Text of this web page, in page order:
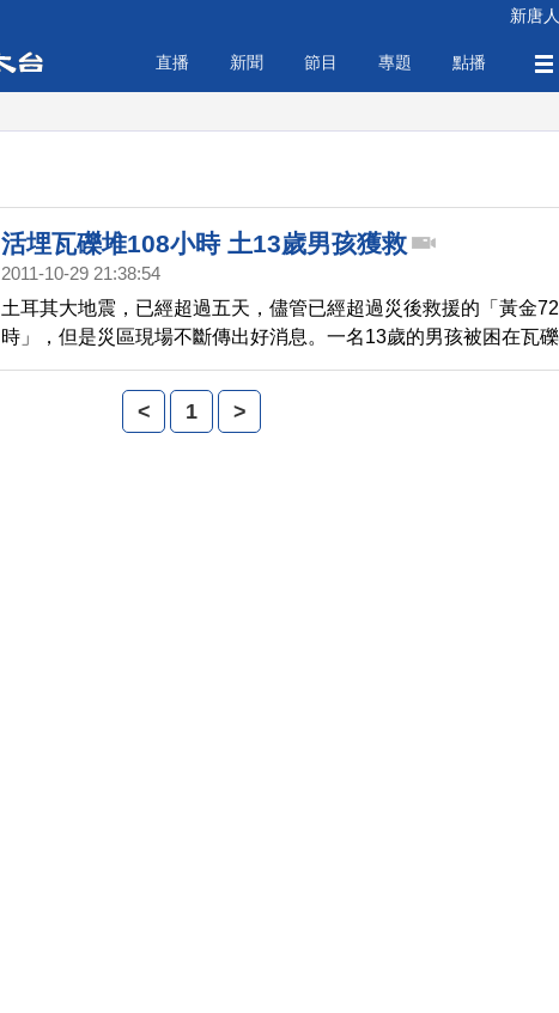
新唐
直播 新聞 節目 專題 點播
活埋瓦礫堆108小時 土13歲男孩獲救
2011-10-29 21:38:54
土耳其大地震，已經超過五天，儘管已經超過災後救援的「黃金
時」，但是災區現場不斷傳出好消息。一名13歲的男孩被困在瓦
中長達108個小時之後，被救難人員平安救出。 帶您來看到這個激
人心、感動的瞬間。
< 1 >